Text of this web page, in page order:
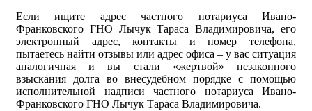
Если ищите адрес частного нотариуса Ивано-
Франковского ГНО Лычук Тараса Владимировича, его
электронный адрес, контакты и номер телефона,
пытаетесь найти отзывы или адрес офиса – у вас ситуация
аналогичная и вы стали «жертвой» незаконного
взыскания долга во внесудебном порядке с помощью
исполнительной надписи частного нотариуса Ивано-
Франковского ГНО Лычук Тараса Владимировича.